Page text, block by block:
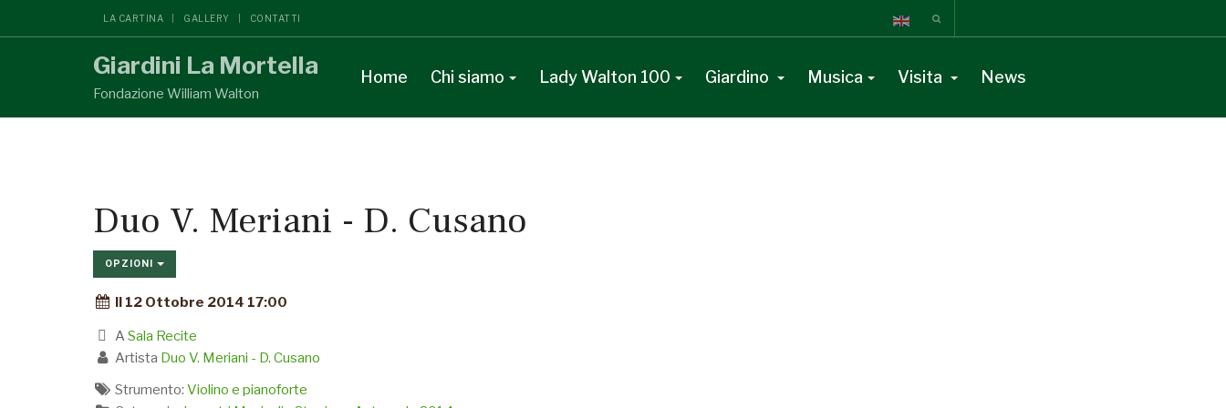
LA CARTINA GALLERY CONTATTI
Giardini La Mortella
Fondazione William Walton
Home Chi siamo Lady Walton 100 Giardino Musica Visita News
Duo V. Meriani - D. Cusano
OPZIONI
Il 12 Ottobre 2014 17:00
A Sala Recite
Artista Duo V. Meriani - D. Cusano
Strumento: Violino e pianoforte